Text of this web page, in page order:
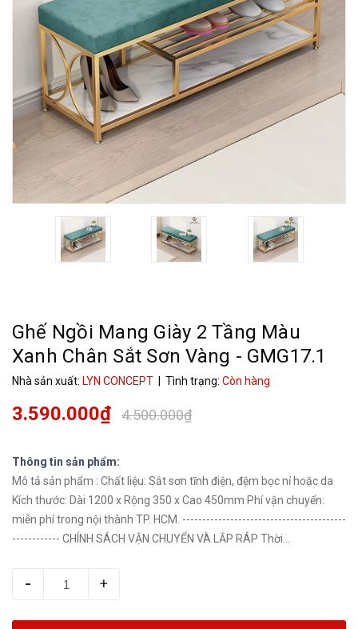
Ghế Ngồi Mang Giày 2 Tầng Màu
Xanh Chân Sắt Sơn Vàng - GMG17.1
Nhà sản xuất: LYN CONCEPT | Tình trạng: Còn hàng
3.590.000₫ 4.500.000₫
Thông tin sản phẩm:
Mô tả sản phẩm : Chất liệu: Sắt sơn tĩnh điện, đệm bọc nỉ hoặc da
Kích thước: Dài 1200 x Rộng 350 x Cao 450mm Phí vận chuyển:
miễn phí trong nội thành TP. HCM. -----------------------------------------
------------ CHÍNH SÁCH VẬN CHUYỂN VÀ LẮP RÁP Thời...
- +